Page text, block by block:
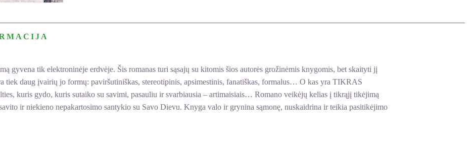
gyvena tik elektroninėje erdvėje. Šis romanas turi sąsajų su kitomis šios autorės grožinėmis knygomis, bet skaityti jį
tiek daug įvairių jo formų: paviršutiniškas, stereotipinis, apsimestinis, fanatiškas, formalus… O kas yra TIKRAS
kuris gydo, kuris sutaiko su savimi, pasauliu ir svarbiausia – artimaisiais… Romano veikėjų kelias į tikrąjį tikėjimą
ir niekieno nepakartosimo santykio su Savo Dievu. Knyga valo ir grynina sąmonę, nuskaidrina ir teikia pasitikėjimo